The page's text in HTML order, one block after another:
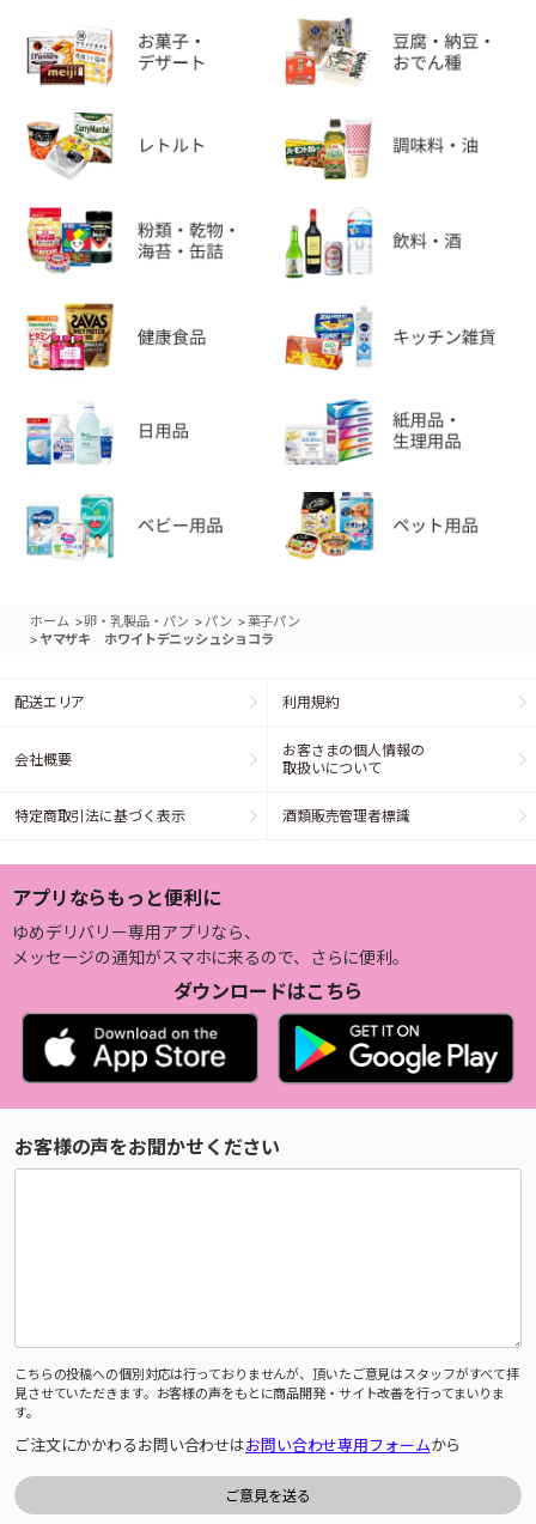
ホーム >卵・乳製品・パン > パン >菓子パン
>ヤマザキ ホワイトデニッシュショコラ
配送エリア 利用規約
会社概要
お客さまの個人情報の
取扱いについて
特定商取引法に基づく表示 酒類販売管理者標識
アプリならもっと便利に
ゆめデリバリー専用アプリなら、
メッセージの通知がスマホに来るので、さらに便利。
ダウンロードはこちら
お客様の声をお聞かせください
こちらの投稿への個別対応は行っておりませんが、頂いたご意見はスタッフがすべて拝
見させていただきます。お客様の声をもとに商品開発・サイト改善を行ってまいりま
す。
ご注文にかかわるお問い合わせはお問い合わせ専用フォームから